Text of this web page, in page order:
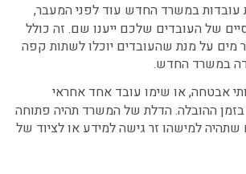
עובדות במשרד החדש עוד לפני המעבר,
של העובדים שלכם ייענו שם. זה כולל
מים על מנת שהעובדים יוכלו לשתות קפה
במשרד החדש.
אבטחה, או שימו עובד אחד אחראי
ההובלה. הדלת של המשרד תהיה פתוחה
שתהיה למישהו זר גישה למידע או לציוד של